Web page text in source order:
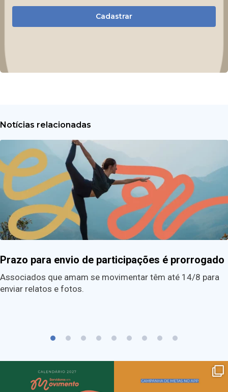
Cadastrar
Notícias relacionadas
Prazo para envio de participações é prorrogado
Associados que amam se movimentar têm até 14/8 para
enviar relatos e fotos.